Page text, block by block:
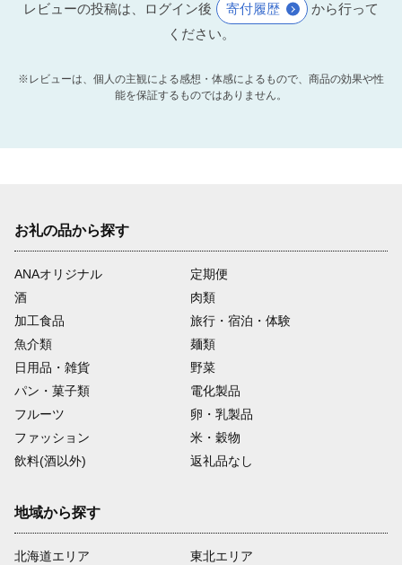
レビューの投稿は、ログイン後 寄付履歴
から行って
ください。
※レビューは、個人の主観による感想・体感によるもので、商品の効果や性
能を保証するものではありません。
お礼の品から探す
ANAオリジナル
定期便
酒
肉類
加工食品
旅行・宿泊・体験
魚介類
麺類
日用品・雑貨
野菜
パン・菓子類
電化製品
フルーツ
卵・乳製品
ファッション
米・穀物
飲料(酒以外)
返礼品なし
地域から探す
北海道エリア
東北エリア